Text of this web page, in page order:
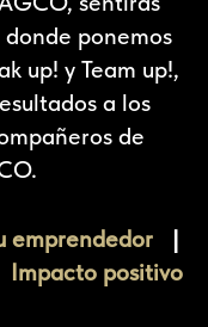
ponemos
up! y Team up!,
a los
de
emprendedor |
Impacto positivo